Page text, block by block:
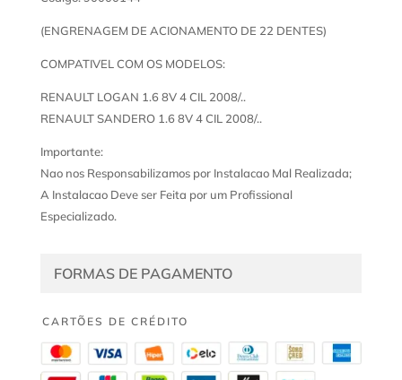
(ENGRENAGEM DE ACIONAMENTO DE 22 DENTES)
COMPATIVEL COM OS MODELOS:
RENAULT LOGAN 1.6 8V 4 CIL 2008/..
RENAULT SANDERO 1.6 8V 4 CIL 2008/..
Importante:
Nao nos Responsabilizamos por Instalacao Mal Realizada;
A Instalacao Deve ser Feita por um Profissional
Especializado.
FORMAS DE PAGAMENTO
CARTÕES DE CRÉDITO